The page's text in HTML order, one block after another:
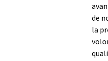
de
la